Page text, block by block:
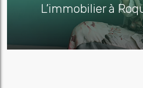
L’immobilier à